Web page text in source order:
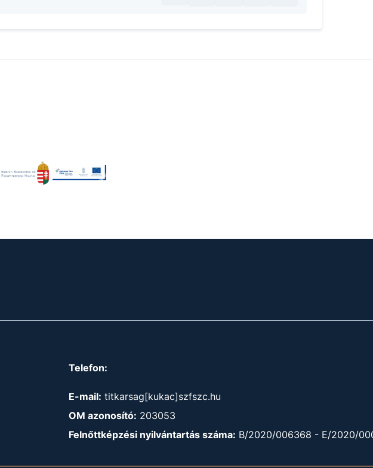
Telefon:
E-mail: titkarsag[kukac]szfszc.hu
OM azonosító: 203053
Felnőttképzési nyilvántartás száma: B/2020/006368 - E/2020/